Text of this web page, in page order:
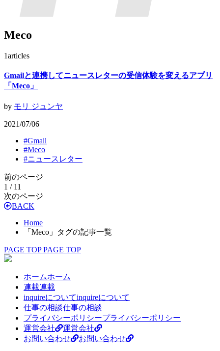
Meco
1articles
Gmailと連携してニュースレターの受信体験を変えるアプリ
「Meco」
by モリ ジュンヤ
2021/07/06
#Gmail
#Meco
#ニュースレター
前のページ
1 / 11
次のページ
BACK
Home
「Meco」タグの記事一覧
PAGE TOP PAGE TOP
ホームホーム
連載連載
inquireについてinquireについて
仕事の相談仕事の相談
プライバシーポリシープライバシーポリシー
運営会社
運営会社
お問い合わせ
お問い合わせ